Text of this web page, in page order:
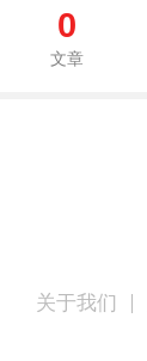
0
文章
关于我们